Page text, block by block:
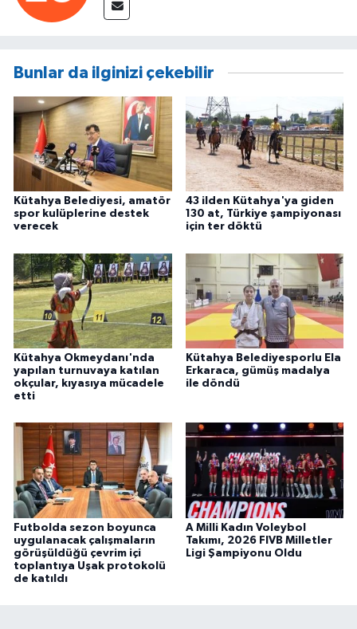
Bunlar da ilginizi çekebilir
Kütahya Belediyesi, amatör
spor kulüplerine destek
verecek
43 ilden Kütahya'ya giden
130 at, Türkiye şampiyonası
için ter döktü
Kütahya Okmeydanı'nda
yapılan turnuvaya katılan
okçular, kıyasıya mücadele
etti
Kütahya Belediyesporlu Ela
Erkaraca, gümüş madalya
ile döndü
Futbolda sezon boyunca
uygulanacak çalışmaların
görüşüldüğü çevrim içi
toplantıya Uşak protokolü
de katıldı
A Milli Kadın Voleybol
Takımı, 2026 FIVB Milletler
Ligi Şampiyonu Oldu